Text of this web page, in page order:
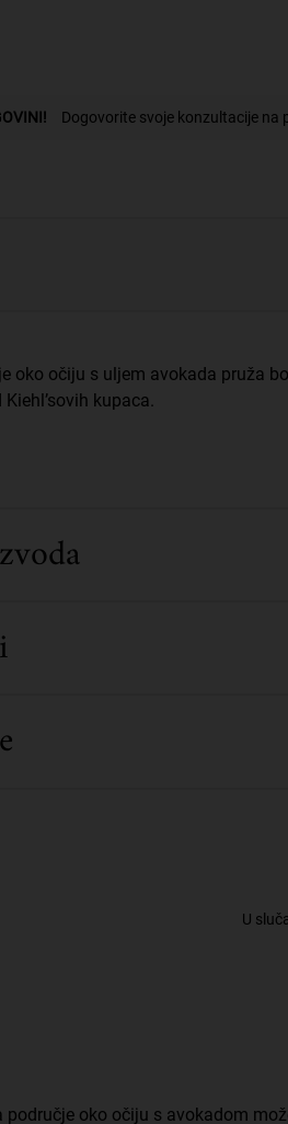
Dogovorite svoje konzultacije na
oko očiju s uljem avokada pruža
kupaca.
U
oko očiju s avokadom